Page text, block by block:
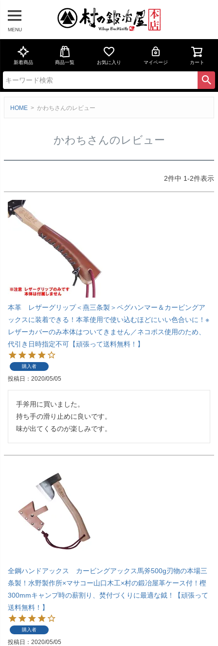
MENU
新着商品 商品一覧 お気に入り マイページ カート
HOME かわちさんのレビュー
かわちさんのレビュー
2件中 1-2件表示
本革 レザーグリップ＜燕三条製＞ペグハンマー＆カービングア
ックスに装着できる！本革使用で使い込むほどにいい色合いに！※
レザーカバーのみ本体はついてきません／ネコポス使用のため、
代引き日時指定不可【頑張って送料無料！】
購入者
投稿日 2020/05/05
手斧用に買いました。
持ち手の滑り止めに良いです。
味が出てくるのが楽しみです。
全鋼ハンドアックス カービングアックス馬斧500g刃物の本場三
条製！水野製作所×マサコー山口木工×村の鍛冶屋革ケース付！樫
300mmキャンプ時の薪割り、焚付づくりに最適な鉞！【頑張って
送料無料！】
購入者
投稿日 2020/05/05